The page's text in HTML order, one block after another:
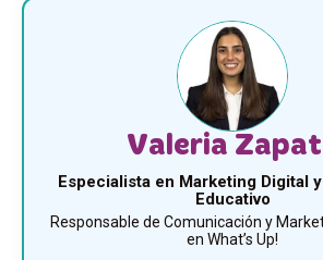
Valeria
Especialista en Marketing Digital
Educativo
Responsable de Comunicación y
en What’s Up!